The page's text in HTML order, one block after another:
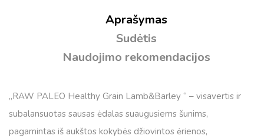
Aprašymas
Sudėtis
Naudojimo rekomendacijos
„RAW PALEO Healthy Grain Lamb&Barley “ – visavertis ir
subalansuotas sausas ėdalas suaugusiems šunims,
pagamintas iš aukštos kokybės džiovintos ėrienos,